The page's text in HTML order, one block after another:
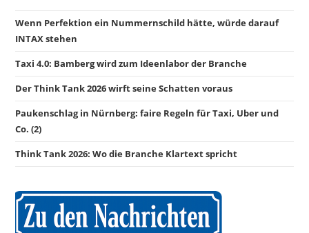
Wenn Perfektion ein Nummernschild hätte, würde darauf
INTAX stehen
Taxi 4.0: Bamberg wird zum Ideenlabor der Branche
Der Think Tank 2026 wirft seine Schatten voraus
Paukenschlag in Nürnberg: faire Regeln für Taxi, Uber und
Co. (2)
Think Tank 2026: Wo die Branche Klartext spricht